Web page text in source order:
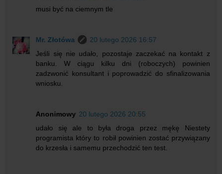
musi być na ciemnym tle
Mr. Złotówa
20 lutego 2026 16:57
Jeśli się nie udało, pozostaje zaczekać na kontakt z
banku. W ciągu kilku dni (roboczych) powinien
zadzwonić konsultant i poprowadzić do sfinalizowania
wniosku.
Anonimowy 20 lutego 2026 20:55
udało się ale to była droga przez mękę Niestety
programista który to robił powinien zostać przywiązany
do krzesła i samemu przechodzić ten test.